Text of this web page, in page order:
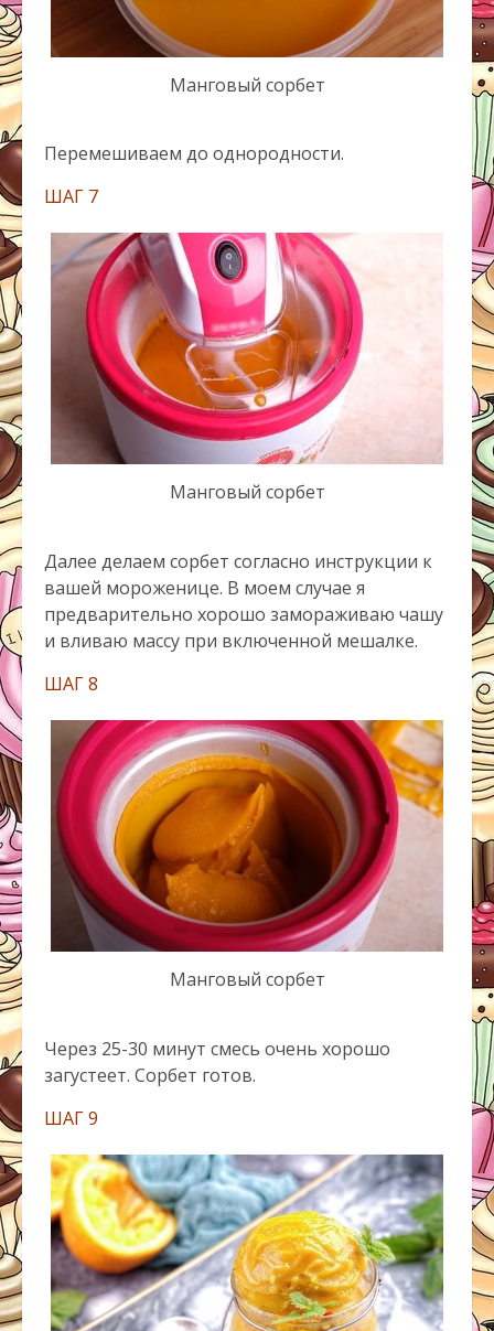
Манговый сорбет
Перемешиваем до однородности.
ШАГ 7
Манговый сорбет
Далее делаем сорбет согласно инструкции к
вашей мороженице. В моем случае я
предварительно хорошо замораживаю чашу
и вливаю массу при включенной мешалке.
ШАГ 8
Манговый сорбет
Через 25-30 минут смесь очень хорошо
загустеет. Сорбет готов.
ШАГ 9